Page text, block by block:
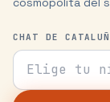
CHAT DE
Tu nick para el